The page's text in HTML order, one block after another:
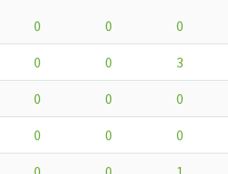
0 0 0
0 0 3
0 0 0
0 0 0